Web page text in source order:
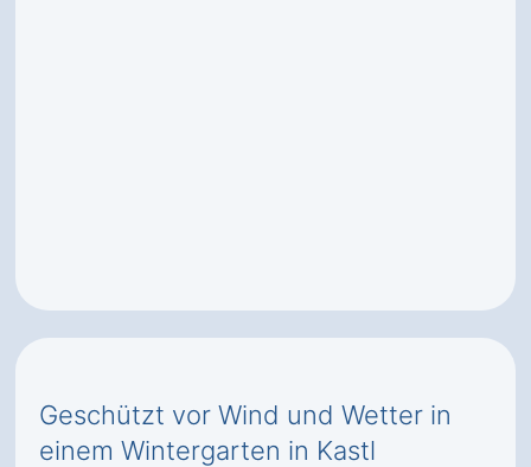
Geschützt vor Wind und Wetter in
einem Wintergarten in Kastl